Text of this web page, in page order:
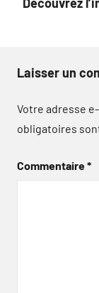
Laisser un
Votre adresse
obligatoires
Commentaire*